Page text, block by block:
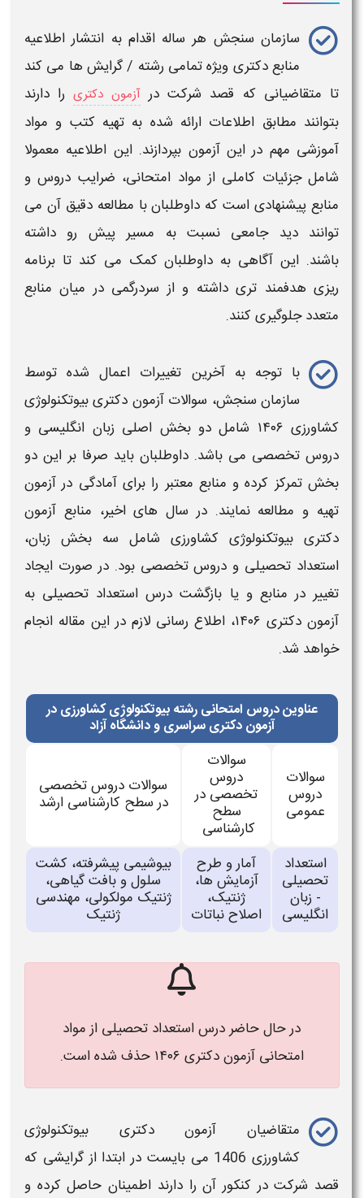
سازمان سنجش هر ساله اقدام به انتشار اطلاعیه
منابع دکتری ویژه تمامی رشته / گرایش ها می کند
تا متقاضیانی که قصد شرکت درآزمون دکتریرا دارند
بتوانند مطابق اطلاعات ارائه شده به تهیه کتب و مواد
آموزشی مهم در اینآزمون بپردازند. این اطلاعیه معمولا
شامل جزئیات کاملی از مواد امتحانی، ضرایب دروس و
منابع پیشنهادی است که داوطلبان با مطالعه دقیق آن می‌
توانند دید جامعی نسبت به مسیر پیش رو داشته
باشند. این آگاهی به داوطلبان کمک می‌ کند تا برنامه‌
ریزی هدفمند تری داشته و از سردرگمی در میان منابع
متعدد جلوگیری کنند.
با توجه به آخرین تغییرات اعمال‌ شده توسط
سازمان سنجش، سوالات آزمون دکتری بیوتکنولوژی
کشاورزی ۱۴۰۶
شامل دو بخش اصلی زبان انگلیسی و
دروس تخصصی می‌ باشد. داوطلبان باید صرفا بر این دو
بخش تمرکز کرده و منابع معتبر را برای آمادگی در آزمون
تهیه و مطالعه نمایند. در سال‌ های اخیر، منابع آزمون
دکتری بیوتکنولوژی کشاورزی شامل سه بخش زبان،
استعداد تحصیلی و دروس تخصصی بود. در صورت ایجاد
تغییر در منابعو یا بازگشت درس استعداد تحصیلی به
آزمون دکتری ۱۴۰۶
، اطلاع‌ رسانی لازم در این مقاله انجام
خواهد شد.
عناوین دروس امتحانی رشته بیوتکنولوژی کشاورزی در
آزمون دکتری سراسری و دانشگاه آزاد
سوالات
دروس
عمومی
سوالات
دروس
تخصصی در
سطح
کارشناسی
سوالات دروس تخصصی
در سطح کارشناسی ارشد
استعداد
تحصیلی
- زبان
انگلیسی
آمار و طرح
آزمایش ها،
ژنتیک،
اصلاح نباتات
بیوشیمی پیشرفته، كشت
سلول و بافت گیاهی،
ژنتیک مولكولی، مهندسی
ژنتیک
در حال حاضر درس استعداد تحصیلی از مواد
امتحانی آزمون دکتری ۱۴۰۶ حذف شده است.
متقاضیان آزمون دکتری بیوتکنولوژی
کشاورزی 1406
می بایست در ابتدا از گرایشی که
قصد شرکت در کنکور آن را دارند اطمینان حاصل کرده و